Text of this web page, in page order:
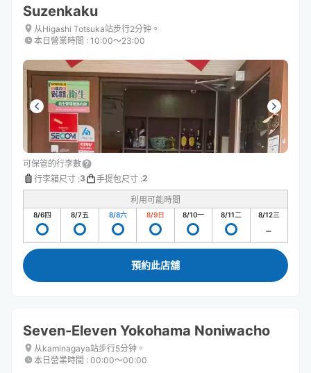
Suzenkaku
从Higashi Totsuka站步行2分钟。
本日營業時間 : 10:00〜23:00
可保管的行李數
行李箱尺寸 :3 手提包尺寸 :2
利用可能時間
8/6四 8/7五 8/8六 8/9日 8/10一 8/11二 8/12三
預約此店舖
Seven-Eleven Yokohama Noniwacho
从kaminagaya站步行5分钟。
本日營業時間 : 00:00〜00:00